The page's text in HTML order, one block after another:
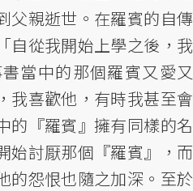
父親逝世。在羅賓的自傳
自從我開始上學之後，我
當中的那個羅賓又愛又
我喜歡他，有時我甚至會
的『羅賓』擁有同樣的名
始討厭那個『羅賓』，而
的怨恨也隨之加深。至於